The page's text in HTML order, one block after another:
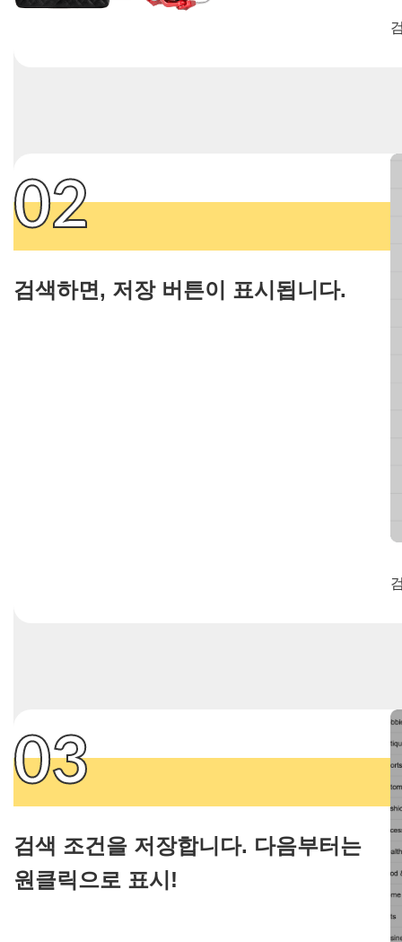
02
검색하면, 저장 버튼이 표시됩니다.
03
검색 조건을 저장합니다. 다음부터는
원클릭으로 표시!